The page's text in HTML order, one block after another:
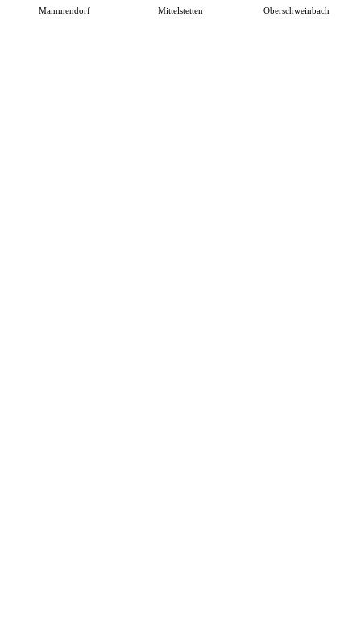
Mammendorf Mittelstetten Oberschweinbach